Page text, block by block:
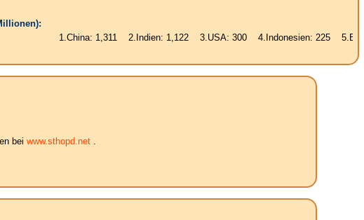
1.China: 1,311 2.Indien: 1,122 3.USA: 300 4.Indonesien: 225 5.Brasilien:
bei www.sthopd.net.